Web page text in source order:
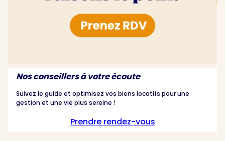
Nos conseillers à votre écoute
Suivez le guide et optimisez vos biens locatifs pour une
gestion et une vie plus sereine !
Prendre rendez-vous